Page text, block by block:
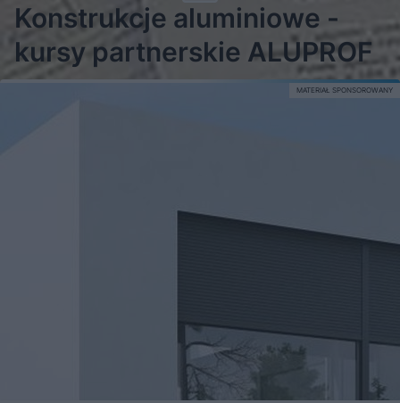
Konstrukcje aluminiowe -
kursy partnerskie ALUPROF
MATERIAŁ SPONSOROWANY